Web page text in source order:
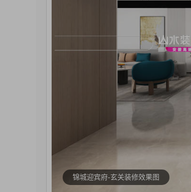
锦城迎宾府-玄关装修效果图